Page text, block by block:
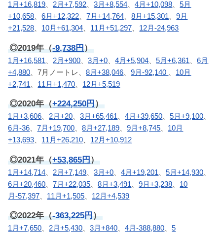
1月+16,819 2月+7,592 、3月+8,554 、4月+10,098 、5月
+10,658 、6月+12,322 、7月+14,764 、8月+15,301 、9月
+21,528
10月+61,304 11月+51,297 12月-24,963
◎2019年（-9,738円）
1月+16,581 2月+900 、3月+0 、4月+5,904 、5月+6,361 、6月
+4,880 、7月ノートレ、8月+38,046 、9月-92,140
10月
+2,741
11月+1,470 12月+5,519
◎2020年（+224,250円）
1月+3,606 2月+20 、3月+65,461 、4月+39,650 、5月+9,100
6月-36 、7月+19,700 、8月+27,189 、9月+8,745
10月
+13,693
11月+26,210 12月+10,912
◎2021年（+53,865円）
1月+14,714 2月+7,149 、3月+0 、4月+19,201 、5月+14,930
6月+20,460 、7月+22,035 、8月+3,491 、9月+3,238
10
月-57,397
11月+1,505 12月+4,539
◎2022年（-363,225円）
1月+7,650 2月+5,430 、3月+840 、4月-388,880 、5